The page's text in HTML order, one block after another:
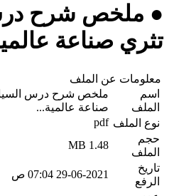
● ملخص شرح
تثري صناعة
معلومات عن الملف
اسم
الملف
ملخص شرح درس
صناعة عالمية...
نوع الملف pdf
حجم
الملف
1.48 MB
تاريخ
الرفع
29-06-2021 07:04 ص